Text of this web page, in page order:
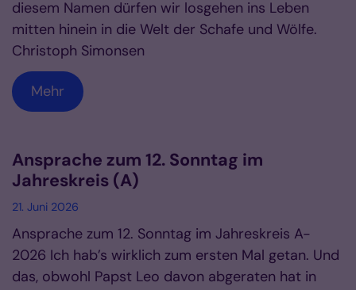
diesem Namen dürfen wir losgehen ins Leben
mitten hinein in die Welt der Schafe und Wölfe.
Christoph Simonsen
Mehr
Ansprache zum 12. Sonntag im
Jahreskreis (A)
21. Juni 2026
Ansprache zum 12. Sonntag im Jahreskreis A-
2026 Ich hab’s wirklich zum ersten Mal getan. Und
das, obwohl Papst Leo davon abgeraten hat in